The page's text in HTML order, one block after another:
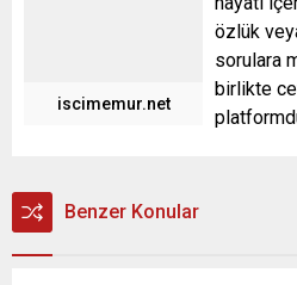
iscimemur.net
özlük
sorulara
birlikte
Benzer Konular